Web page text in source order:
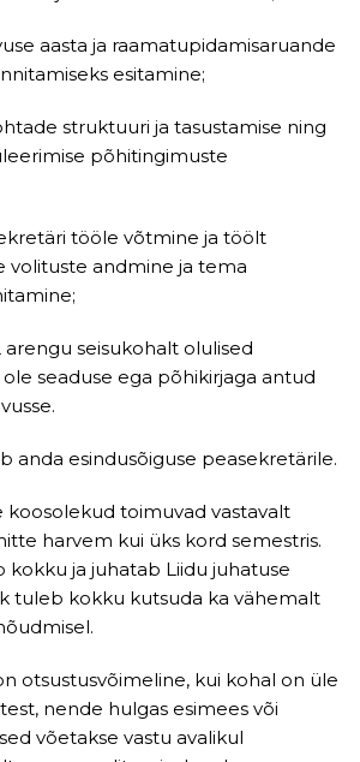
aasta ja raamatupidamisaruande
esitamine;
struktuuri ja tasustamise ning
põhitingimuste
tööle võtmine ja töölt
volituste andmine ja tema
arengu seisukohalt olulised
seaduse ega põhikirjaga antud
anda esindusõiguse peasekretärile.
koosolekud toimuvad vastavalt
harvem kui üks kord semestris.
kokku ja juhatab Liidu juhatuse
tuleb kokku kutsuda ka vähemalt
otsustusvõimeline, kui kohal on üle
nende hulgas esimees või
võetakse vastu avalikul